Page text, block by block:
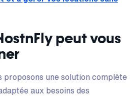
peut vous
proposons une solution complète
aux besoins des